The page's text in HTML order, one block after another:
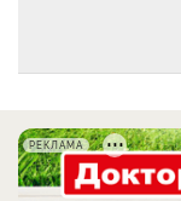
РЕКЛАМА